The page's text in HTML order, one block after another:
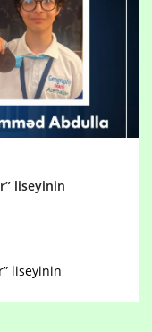
liseyinin
liseyinin